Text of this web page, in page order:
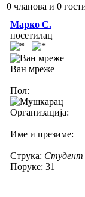
0 чланова и 0
Марко С.
посетилац
Ван мреже
Пол:
Организација:
Име и презиме:
Струка: Студент
Поруке: 31